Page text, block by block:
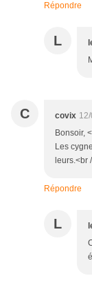
Répondre
L
C covix
Bonsoir,
Les
leurs.<br
Répondre
L